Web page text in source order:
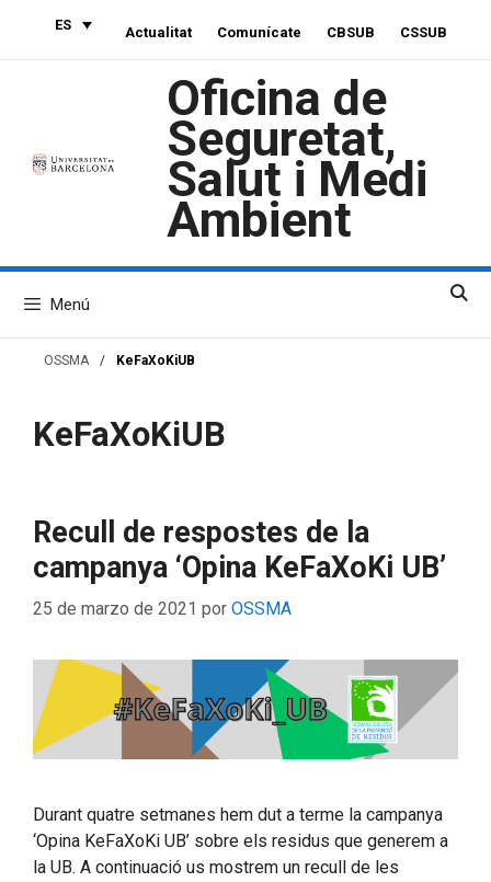
ES Actualitat Comunícate CBSUB CSSUB
Oficina de
Seguretat,
Salut i Medi
Ambient
Menú
OSSMA / KeFaXoKiUB
KeFaXoKiUB
Recull de respostes de la
campanya ‘Opina KeFaXoKi UB’
25 de marzo de 2021 por OSSMA
Durant quatre setmanes hem dut a terme la campanya
‘Opina KeFaXoKi UB’ sobre els residus que generem a
la UB. A continuació us mostrem un recull de les